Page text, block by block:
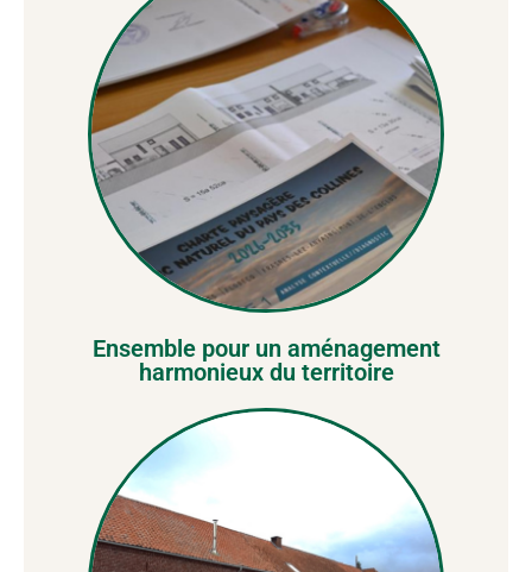
Ensemble pour un aménagement
harmonieux du territoire